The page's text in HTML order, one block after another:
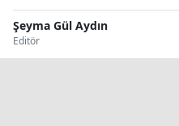
Şeyma Gül Aydın
Editör